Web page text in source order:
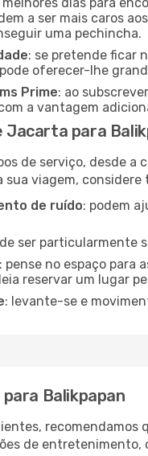
a ser mais caros
uma pechincha.
: se pretende ficar
oferecer-lhe
Prime: ao
a vantagem
Jacarta para
de serviço, desde
viagem,
de ruído: podem
ser particularmente
: pense no espaço para
reservar um lugar
: levante-se e
Balikpapan
de entretenimento,